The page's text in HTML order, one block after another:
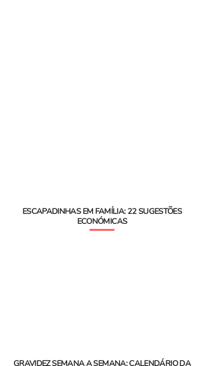
ESCAPADINHAS EM FAMÍLIA: 22 SUGESTÕES
ECONÓMICAS
GRAVIDEZ SEMANA A SEMANA: CALENDÁRIO DA